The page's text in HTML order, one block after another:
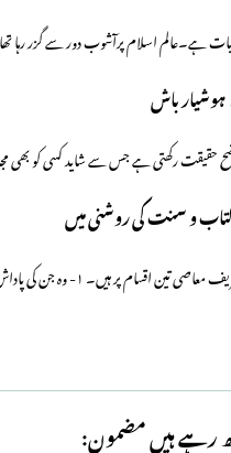
باش
حقیقت رکھتی ہے جس سے شاید کسی کو بھی
و سنت کی روشنی میں
ہیں۔ ۱- وہ جن کی پاداش میں کفارہ عائد ہوتا ہے ۔ ۲- وہ جن میں…
رہے ہیں مضمون: